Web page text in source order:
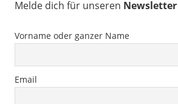
Melde dich für unseren Newsletter
Vorname oder ganzer Name
Email